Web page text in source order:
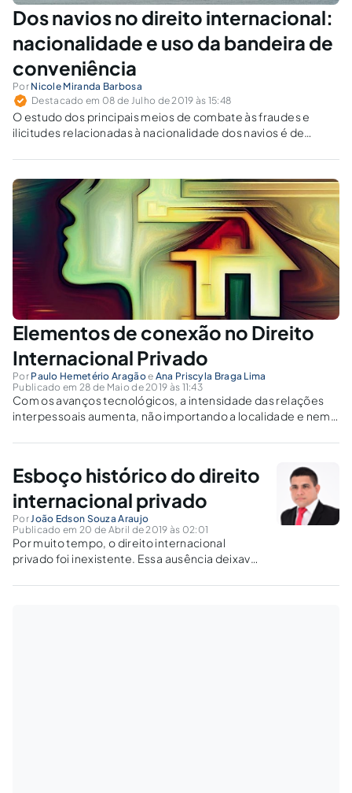
Dos navios no direito internacional:
nacionalidade e uso da bandeira de
conveniência
Por Nicole Miranda Barbosa
Destacado em 08 de Julho de 2019 às 15:48
O estudo dos principais meios de combate às fraudes e
ilicitudes relacionadas à nacionalidade dos navios é de
equitativo e seguro.
Elementos de conexão no Direito
Internacional Privado
Por Paulo Hemetério Aragãoe Ana Priscyla Braga Lima
Publicado em 28 de Maio de 2019 às 11:43
Com os avanços tecnológicos, a intensidade das relações
interpessoais aumenta, não importando a localidade e nem a
regulamentar tais relações, evitando-se conflitos entre
Esboço histórico do direito
internacional privado
Por João Edson Souza Araujo
Publicado em 20 de Abril de 2019 às 02:01
Por muito tempo, o direito internacional
privado foi inexistente. Essa ausência deixava
necessários à sua manutenção digna.